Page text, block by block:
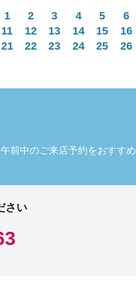
1 2 3 4 5 6
11 12 13 14 15 16
21 22 23 24 25 26
前中のご来店予約をおすすめ
さい